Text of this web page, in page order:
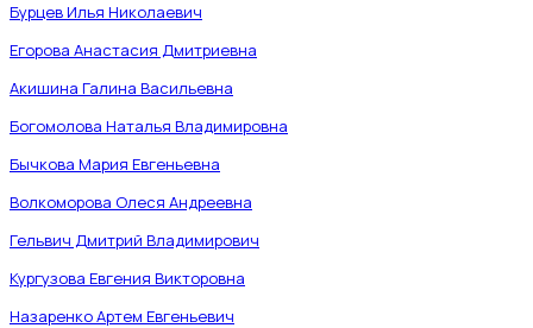
Бурцев Илья Николаевич
Егорова Анастасия Дмитриевна
Акишина Галина Васильевна
Богомолова Наталья Владимировна
Бычкова Мария Евгеньевна
Волкоморова Олеся Андреевна
Гельвич Дмитрий Владимирович
Кургузова Евгения Викторовна
Назаренко Артем Евгеньевич